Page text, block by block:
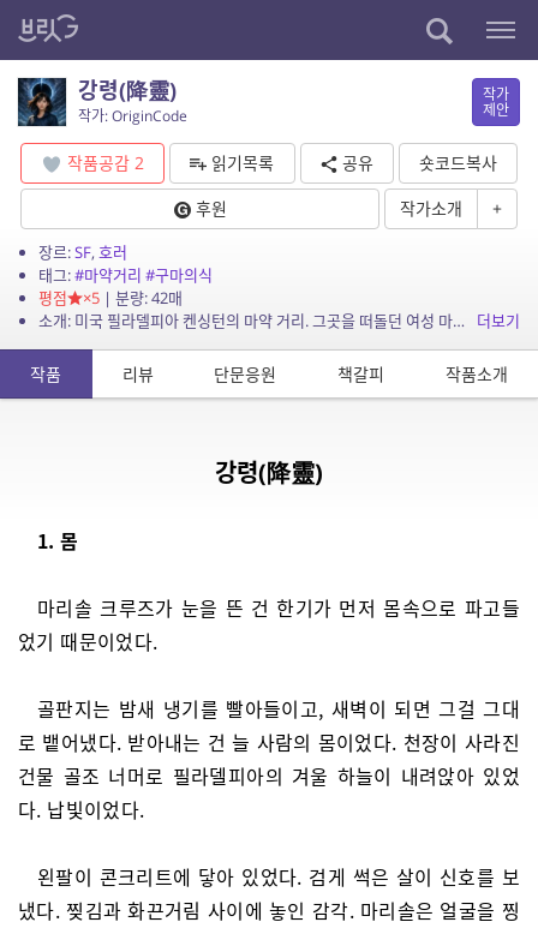
강령(降靈)
작가: OriginCode
작가
제안
작품공감 2 읽기목록 공유
숏코드복사
후원
작가소개 +
장르:SF,호러
태그:#마약거리 #구마의식
평점
×5| 분량: 42매
소개: 미국 필라델피아 켄싱턴의 마약 거리. 그곳을 떠돌던 여성 마리솔은 어느 날 정체를 알 수 없는 구마 의식의 중심으로 끌려 들어간다.
더보기
작품 리뷰 단문응원 책갈피 작품소개
강령(降靈)
1. 몸
마리솔 크루즈가 눈을 뜬 건 한기가 먼저 몸속으로 파고들
었기 때문이었다.
골판지는 밤새 냉기를 빨아들이고, 새벽이 되면 그걸 그대
로 뱉어냈다. 받아내는 건 늘 사람의 몸이었다. 천장이 사라진
건물 골조 너머로 필라델피아의 겨울 하늘이 내려앉아 있었
다. 납빛이었다.
왼팔이 콘크리트에 닿아 있었다. 검게 썩은 살이 신호를 보
냈다. 찢김과 화끈거림 사이에 놓인 감각. 마리솔은 얼굴을 찡